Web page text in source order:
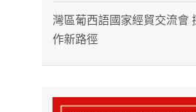
灣區葡西語國家經貿交流會
作新路徑